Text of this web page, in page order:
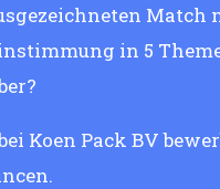
Match
in 5
Koen Pack BV